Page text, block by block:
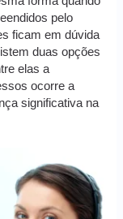
pelo
ficam em dúvida
duas opções
elas a
ocorre a
significativa na